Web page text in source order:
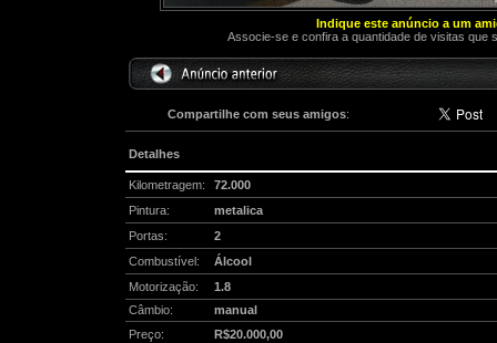
Indique este anúncio a um
Associe-se e confira a quantidade de visitas que
Compartilhe com seus amigos:
Detalhes
Kilometragem:
72.000
Pintura:
metalica
Portas:
2
Combustível:
Álcool
Motorização:
1.8
Câmbio:
manual
Preço:
R$20.000,00